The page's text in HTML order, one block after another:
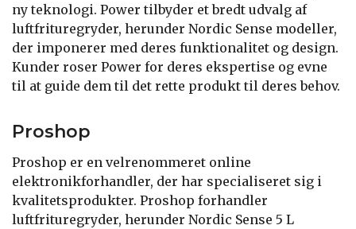
ny teknologi. Power tilbyder et bredt udvalg af
luftfrituregryder, herunder Nordic Sense modeller,
der imponerer med deres funktionalitet og design.
Kunder roser Power for deres ekspertise og evne
til at guide dem til det rette produkt til deres behov.
Proshop
Proshop er en velrenommeret online
elektronikforhandler, der har specialiseret sig i
kvalitetsprodukter. Proshop forhandler
luftfrituregryder, herunder Nordic Sense 5 L